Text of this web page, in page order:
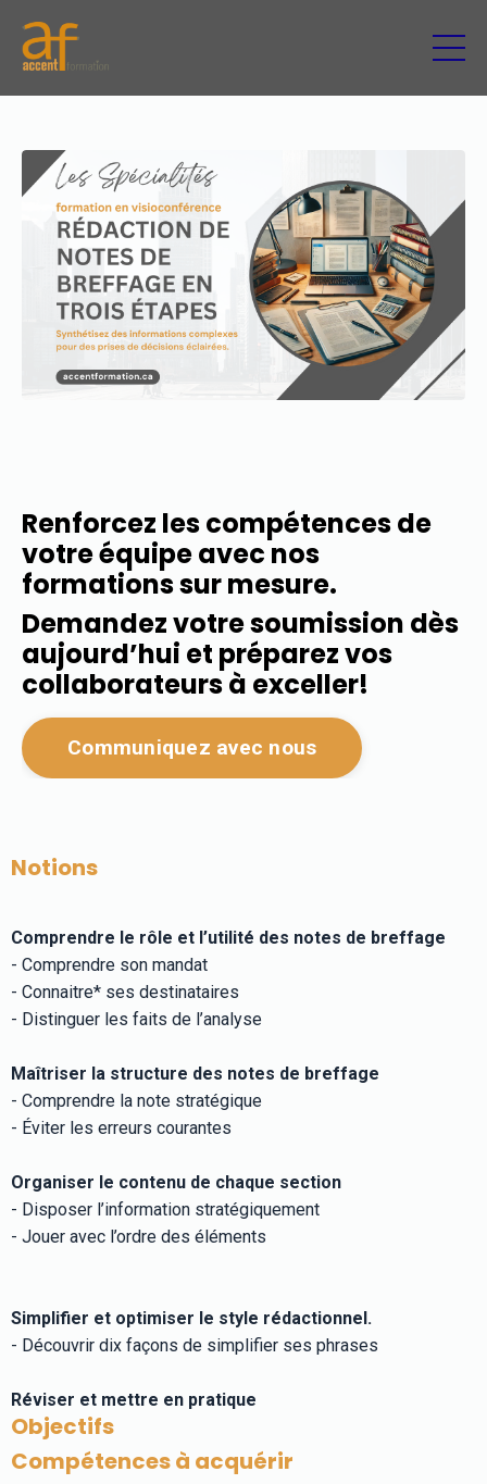
Renforcez les compétences de
votre équipe avec nos
formations sur mesure.
Demandez votre soumission dès
aujourd’hui et préparez vos
collaborateurs à exceller!
Communiquez avec nous
Notions
Comprendre le rôle et l’utilité des notes de breffage
- Comprendre son mandat
- Connaitre* ses destinataires
- Distinguer les faits de l’analyse
Maîtriser la structure des notes de breffage
- Comprendre la note stratégique
- Éviter les erreurs courantes
Organiser le contenu de chaque section
- Disposer l’information stratégiquement
- Jouer avec l’ordre des éléments
Simplifier et optimiser le style rédactionnel.
- Découvrir dix façons de simplifier ses phrases
Réviser et mettre en pratique
Objectifs
Compétences à acquérir